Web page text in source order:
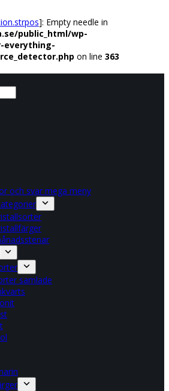
]: Empty needle in
public_html/wp-
on line 363
och svar mega meny
samlade